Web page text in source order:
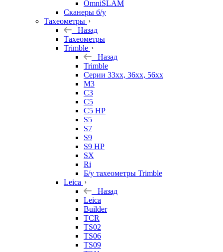
OmniSLAM
Сканеры б/у
Тахеометры
Назад
Тахеометры
Trimble
Назад
Trimble
Серии 33xx, 36xx, 56xx
M3
C3
C5
C5 HP
S5
S7
S9
S9 HP
SX
Ri
Б/у тахеометры Trimble
Leica
Назад
Leica
Builder
TCR
TS02
TS06
TS09